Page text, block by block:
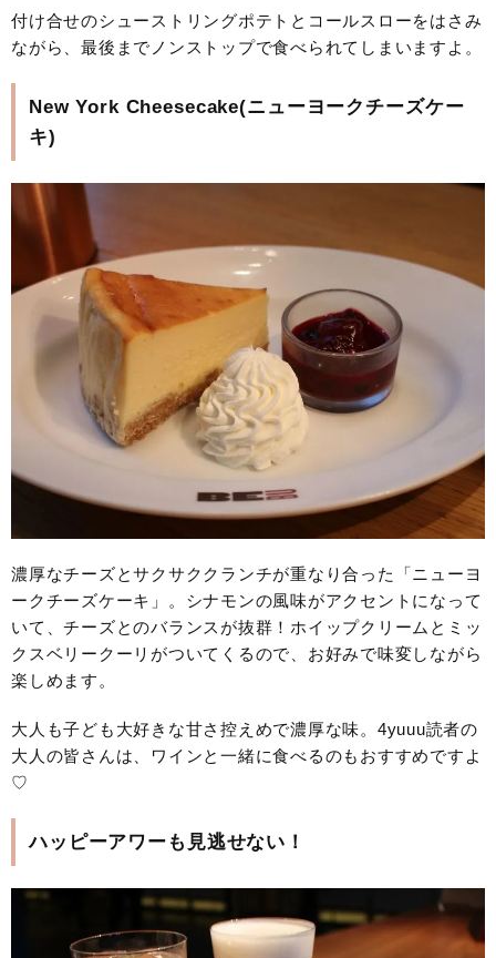
付け合せのシューストリングポテトとコールスローをはさみ
ながら、最後までノンストップで食べられてしまいますよ。
New York Cheesecake(ニューヨークチーズケー
キ)
濃厚なチーズとサクサククランチが重なり合った「ニューヨ
ークチーズケーキ」。シナモンの風味がアクセントになって
いて、チーズとのバランスが抜群！ホイップクリームとミッ
クスベリークーリがついてくるので、お好みで味変しながら
楽しめます。
大人も子ども大好きな甘さ控えめで濃厚な味。4yuuu読者の
大人の皆さんは、ワインと一緒に食べるのもおすすめですよ
♡
ハッピーアワーも見逃せない！